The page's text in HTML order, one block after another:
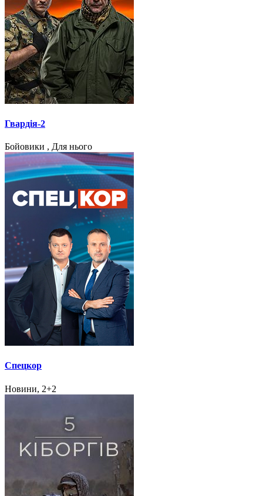
Гвардія-2
Бойовики , Для нього
Спецкор
Новини, 2+2